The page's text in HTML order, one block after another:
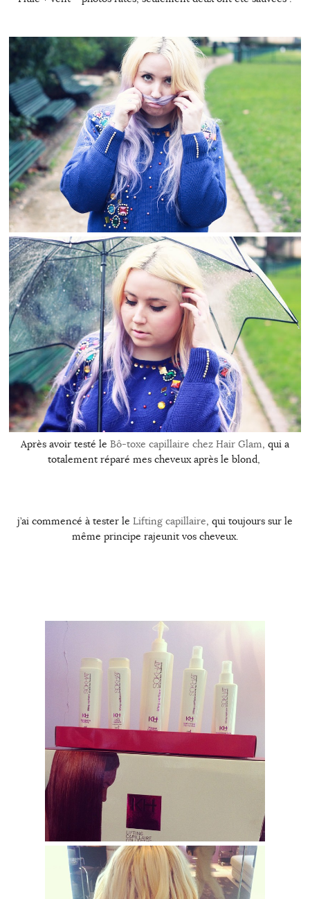
Après avoir testé le Bô-toxe capillaire chez Hair Glam, qui a
totalement réparé mes cheveux après le blond,
j’ai commencé à tester le Lifting capillaire, qui toujours sur le
même principe rajeunit vos cheveux.